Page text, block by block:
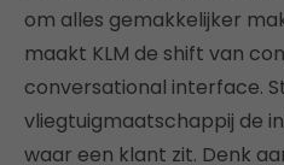
om alles gemakkelijker
maakt KLM de shift van
conversational interface.
vliegtuigmaatschappij de
waar een klant zit. Denk